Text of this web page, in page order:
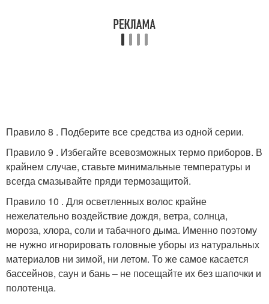
Правило 8 . Подберите все средства из одной серии.
Правило 9 . Избегайте всевозможных термо приборов. В
крайнем случае, ставьте минимальные температуры и
всегда смазывайте пряди термозащитой.
Правило 10 . Для осветленных волос крайне
нежелательно воздействие дождя, ветра, солнца,
мороза, хлора, соли и табачного дыма. Именно поэтому
не нужно игнорировать головные уборы из натуральных
материалов ни зимой, ни летом. То же самое касается
бассейнов, саун и бань – не посещайте их без шапочки и
полотенца.